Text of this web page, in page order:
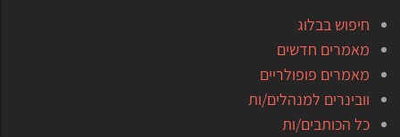
חיפוש בבלוג
מאמרים חדשים
מאמרים פופולריים
וובינרים למנהלים/ות
כל הכותבים/ות